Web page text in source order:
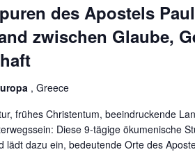
des Apostels
zwischen Glaube,
, Greece
frühes Christentum, beeindruckende
Diese 9-tägige ökumenische
lädt dazu ein, bedeutende Orte des